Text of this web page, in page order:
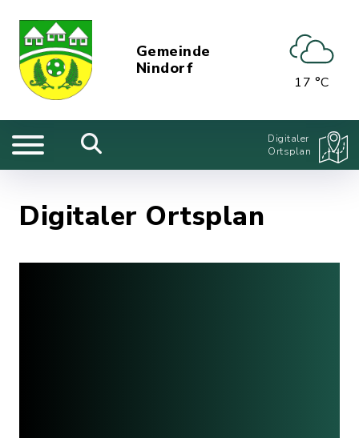
Gemeinde
Nindorf
17 °C
Digitaler
Ortsplan
Digitaler Ortsplan